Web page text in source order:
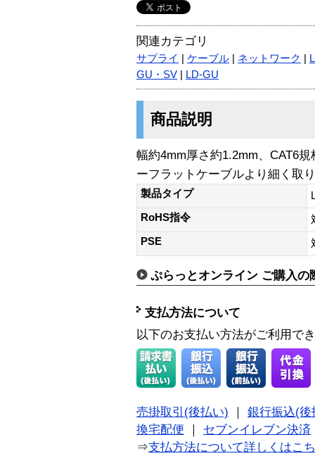
関連カテゴリ
サプライ ケーブル ネットワーク
GU・SV
LD-GU
商品説明
幅約4mm厚さ約1.2mm、CAT6
ーフラットケーブルより細く取
製品タイプ
RoHS指令
PSE
ぷらっとオンライン ご購入の
支払方法について
以下のお支払い方法がご利用で
売掛取引(後払い)
銀行振込(後
換宅配便
セブンイレブン決済
⇒支払方法について詳しくはこ